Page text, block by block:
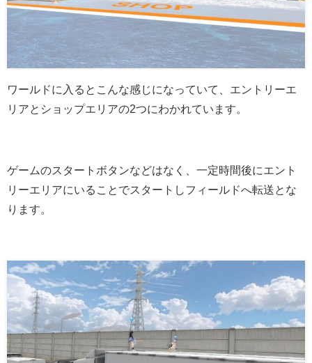
ワールドに入るとこんな感じになっていて、エントリーエ
リアとショップエリアの2つにわかれています。
ゲームのスタートボタンなどはなく、一定時間後にエント
リーエリアにいることでスタートしフィールドへ転送とな
ります。